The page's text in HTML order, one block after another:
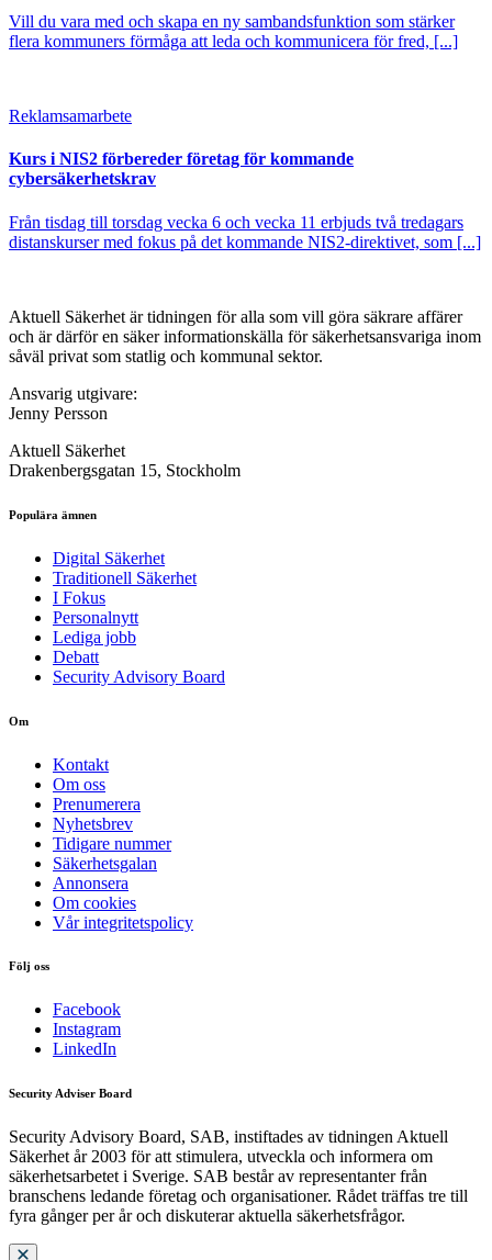
Vill du vara med och skapa en ny sambandsfunktion som stärker
flera kommuners förmåga att leda och kommunicera för fred, [...]
Reklamsamarbete
Kurs i NIS2 förbereder företag för kommande
cybersäkerhetskrav
Från tisdag till torsdag vecka 6 och vecka 11 erbjuds två tredagars
distanskurser med fokus på det kommande NIS2-direktivet, som [...]
Aktuell Säkerhet är tidningen för alla som vill göra säkrare affärer
och är därför en säker informationskälla för säkerhets­ansvariga inom
såväl privat som statlig och kommunal sektor.
Ansvarig utgivare:
Jenny Persson
Aktuell Säkerhet
Drakenbergsgatan 15, Stockholm
Populära ämnen
Digital Säkerhet
Traditionell Säkerhet
I Fokus
Personalnytt
Lediga jobb
Debatt
Security Advisory Board
Om
Kontakt
Om oss
Prenumerera
Nyhetsbrev
Tidigare nummer
Säkerhetsgalan
Annonsera
Om cookies
Vår integritetspolicy
Följ oss
Facebook
Instagram
LinkedIn
Security Adviser Board
Security Advisory Board, SAB, instiftades av tidningen Aktuell
Säkerhet år 2003 för att stimulera, utveckla och informera om
säkerhetsarbetet i Sverige. SAB består av representanter från
branschens ledande företag och organisationer. Rådet träffas tre till
fyra gånger per år och diskuterar aktuella säkerhetsfrågor.